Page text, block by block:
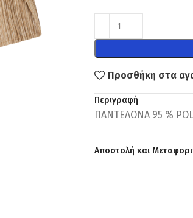
Προσθήκη στα
Περιγραφή
ΠΑΝΤΕΛΟΝA 95 %
Αποστολή και